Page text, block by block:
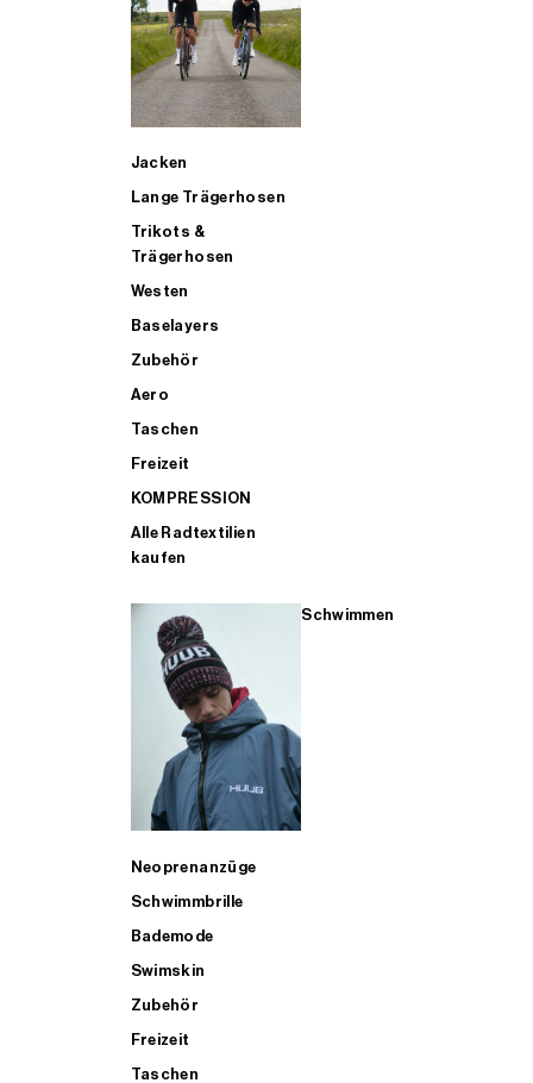
Jacken
Lange Trägerhosen
Trikots &
Trägerhosen
Westen
Baselayers
Zubehör
Aero
Taschen
Freizeit
KOMPRESSION
Alle Radtextilien
kaufen
Schwimmen
Neoprenanzüge
Schwimmbrille
Bademode
Swimskin
Zubehör
Freizeit
Taschen
ALLE TRIATHLONARTIKEL FÜR MÄNNER KAUFEN